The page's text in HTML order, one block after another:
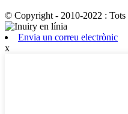
© Copyright - 2010-2022 : Tots
Envia un correu electrònic
x